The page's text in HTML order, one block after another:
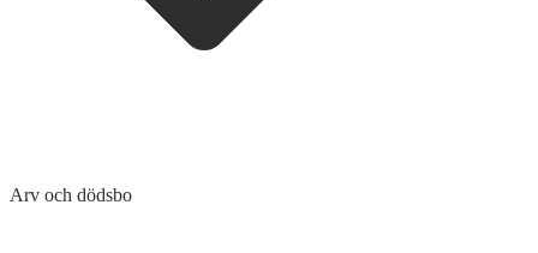
Arv och dödsbo